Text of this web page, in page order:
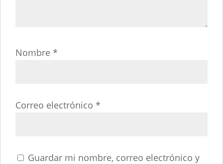
Nombre *
Correo electrónico *
Guardar mi nombre, correo electrónico y